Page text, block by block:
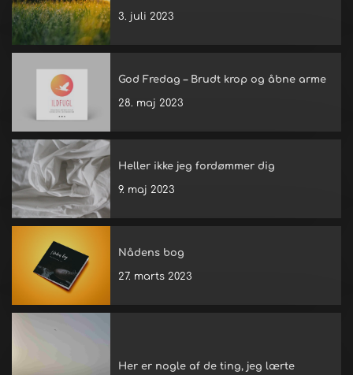
3. juli 2023
God Fredag – Brudt krop og åbne arme
28. maj 2023
Heller ikke jeg fordømmer dig
9. maj 2023
Nådens bog
27. marts 2023
Her er nogle af de ting, jeg lærte